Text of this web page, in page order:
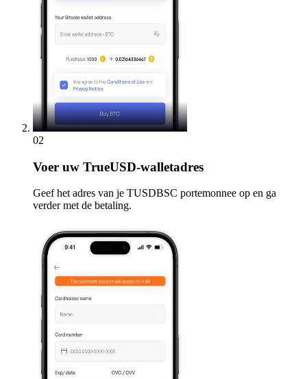
02
Voer uw TrueUSD-walletadres
Geef het adres van je TUSDBSC portemonnee op en ga
verder met de betaling.